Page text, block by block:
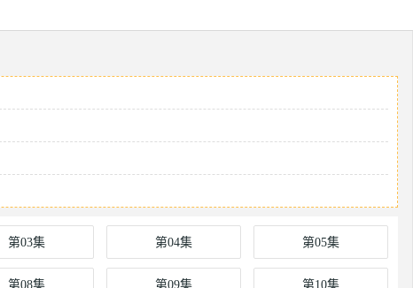
第03集 第04集 第05集
第08集 第09集 第10集